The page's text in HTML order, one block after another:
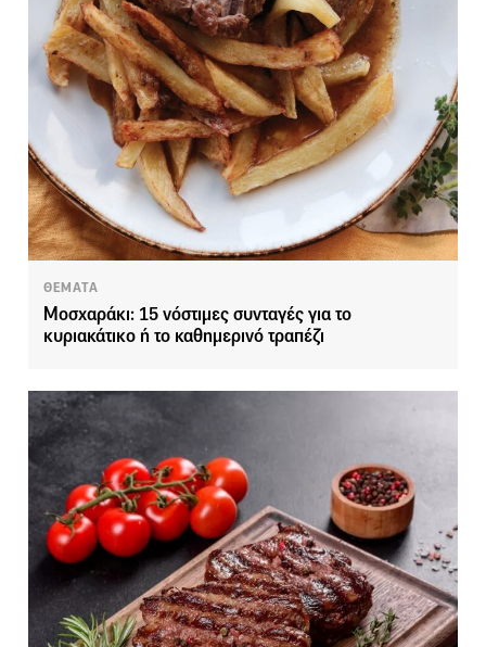
ΘΕΜΑΤΑ
Μοσχαράκι: 15 νόστιμες συνταγές για το
κυριακάτικο ή το καθημερινό τραπέζι